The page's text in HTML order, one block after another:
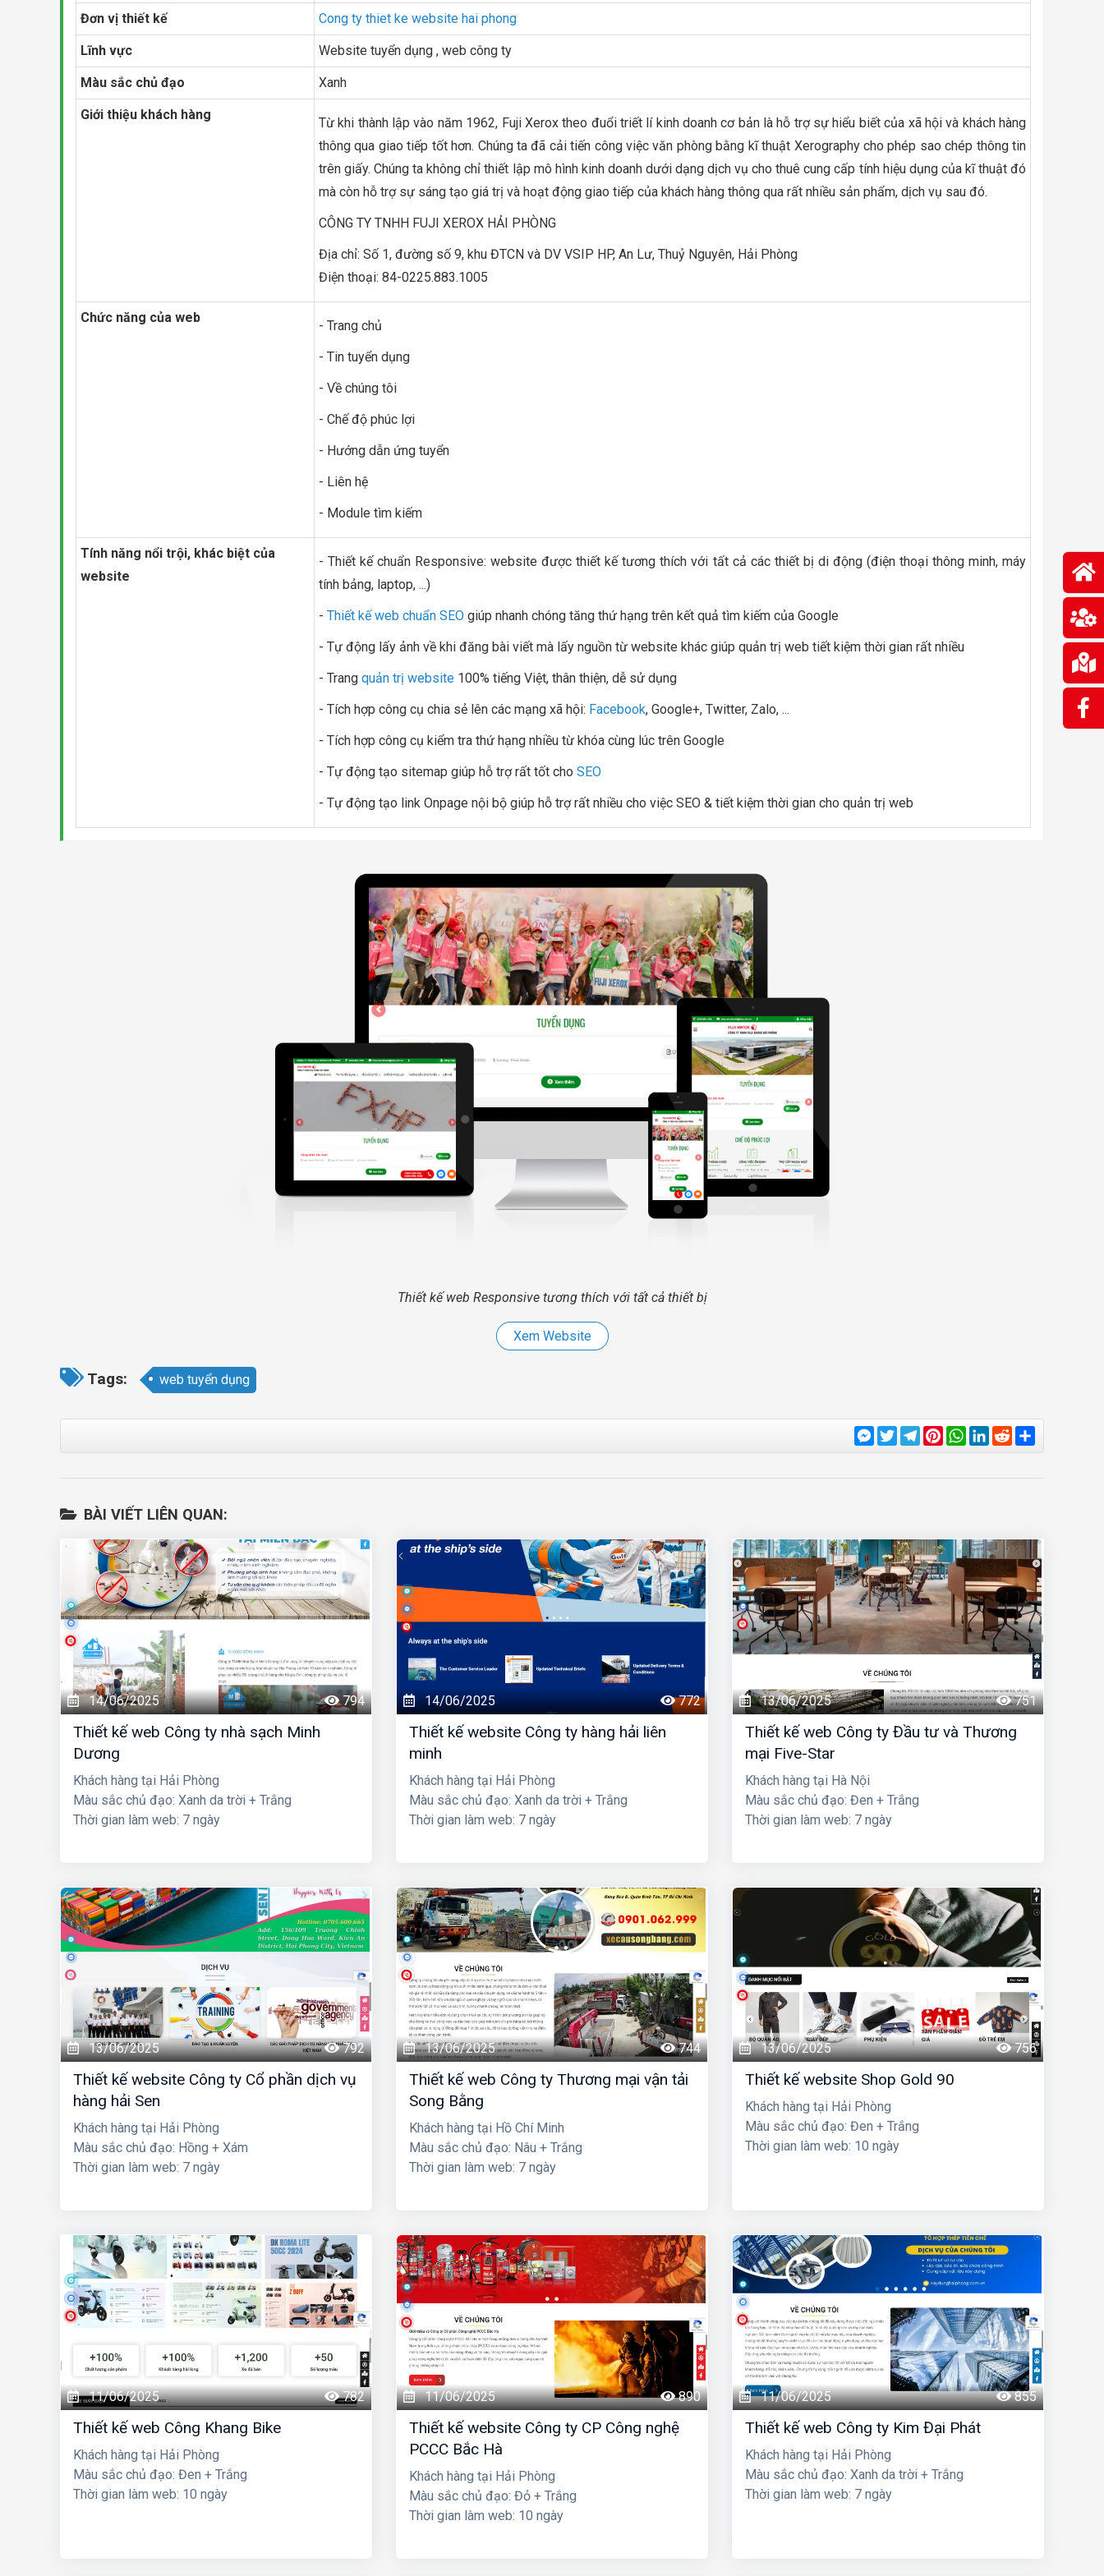
Đơn vị thiết kế Cong ty thiet ke website hai phong
Lĩnh vực Website tuyển dụng , web công ty
Màu sắc chủ đạo Xanh
Giới thiệu khách hàng
Từ khi thành lập vào năm 1962, Fuji Xerox theo đuổi triết lí kinh doanh cơ bản là hỗ trợ sự hiểu biết của xã hội và khách hàng
thông qua giao tiếp tốt hơn. Chúng ta đã cải tiến công việc văn phòng bằng kĩ thuật Xerography cho phép sao chép thông tin
trên giấy. Chúng ta không chỉ thiết lập mô hình kinh doanh dưới dạng dịch vụ cho thuê cung cấp tính hiệu dụng của kĩ thuật đó
mà còn hỗ trợ sự sáng tạo giá trị và hoạt động giao tiếp của khách hàng thông qua rất nhiều sản phẩm, dịch vụ sau đó.
CÔNG TY TNHH FUJI XEROX HẢI PHÒNG
Địa chỉ: Số 1, đường số 9, khu ĐTCN và DV VSIP HP, An Lư, Thuỷ Nguyên, Hải Phòng
Điện thoại: 84-0225.883.1005
Chức năng của web
- Trang chủ
- Tin tuyển dụng
- Về chúng tôi
- Chế độ phúc lợi
- Hướng dẫn ứng tuyển
- Liên hệ
- Module tìm kiếm
Tính năng nổi trội, khác biệt của
website
- Thiết kế chuẩn Responsive: website được thiết kế tương thích với tất cả các thiết bị di động (điện thoại thông minh, máy
tính bảng, laptop, ...)
- Thiết kế web chuẩn SEO giúp nhanh chóng tăng thứ hạng trên kết quả tìm kiếm của Google
- Tự động lấy ảnh về khi đăng bài viết mà lấy nguồn từ website khác giúp quản trị web tiết kiệm thời gian rất nhiều
- Trang quản trị website 100% tiếng Việt, thân thiện, dễ sử dụng
- Tích hợp công cụ chia sẻ lên các mạng xã hội: Facebook, Google+, Twitter, Zalo, ...
- Tích hợp công cụ kiểm tra thứ hạng nhiều từ khóa cùng lúc trên Google
- Tự động tạo sitemap giúp hỗ trợ rất tốt cho SEO
- Tự động tạo link Onpage nội bộ giúp hỗ trợ rất nhiều cho việc SEO & tiết kiệm thời gian cho quản trị web
Thiết kế web Responsive tương thích với tất cả thiết bị
Xem Website
Tags: web tuyển dụng
Messenger
TwitterTelegram
Pinterest
WhatsApp
LinkedIn
Reddit
BÀI VIẾT LIÊN QUAN:
14/06/2025 794
Thiết kế web Công ty nhà sạch Minh
Dương
Khách hàng tại Hải Phòng
Màu sắc chủ đạo: Xanh da trời + Trắng
Thời gian làm web: 7 ngày
14/06/2025 772
Thiết kế website Công ty hàng hải liên
minh
Khách hàng tại Hải Phòng
Màu sắc chủ đạo: Xanh da trời + Trắng
Thời gian làm web: 7 ngày
13/06/2025 751
Thiết kế web Công ty Đầu tư và Thương
mại Five-Star
Khách hàng tại Hà Nội
Màu sắc chủ đạo: Đen + Trắng
Thời gian làm web: 7 ngày
13/06/2025 792
Thiết kế website Công ty Cổ phần dịch vụ
hàng hải Sen
Khách hàng tại Hải Phòng
Màu sắc chủ đạo: Hồng + Xám
Thời gian làm web: 7 ngày
13/06/2025 744
Thiết kế web Công ty Thương mại vận tải
Song Bằng
Khách hàng tại Hồ Chí Minh
Màu sắc chủ đạo: Nâu + Trắng
Thời gian làm web: 7 ngày
13/06/2025 756
Thiết kế website Shop Gold 90
Khách hàng tại Hải Phòng
Màu sắc chủ đạo: Đen + Trắng
Thời gian làm web: 10 ngày
11/06/2025 782
Thiết kế web Công Khang Bike
Khách hàng tại Hải Phòng
Màu sắc chủ đạo: Đen + Trắng
Thời gian làm web: 10 ngày
11/06/2025 890
Thiết kế website Công ty CP Công nghệ
PCCC Bắc Hà
Khách hàng tại Hải Phòng
Màu sắc chủ đạo: Đỏ + Trắng
Thời gian làm web: 10 ngày
11/06/2025 855
Thiết kế web Công ty Kim Đại Phát
Khách hàng tại Hải Phòng
Màu sắc chủ đạo: Xanh da trời + Trắng
Thời gian làm web: 7 ngày